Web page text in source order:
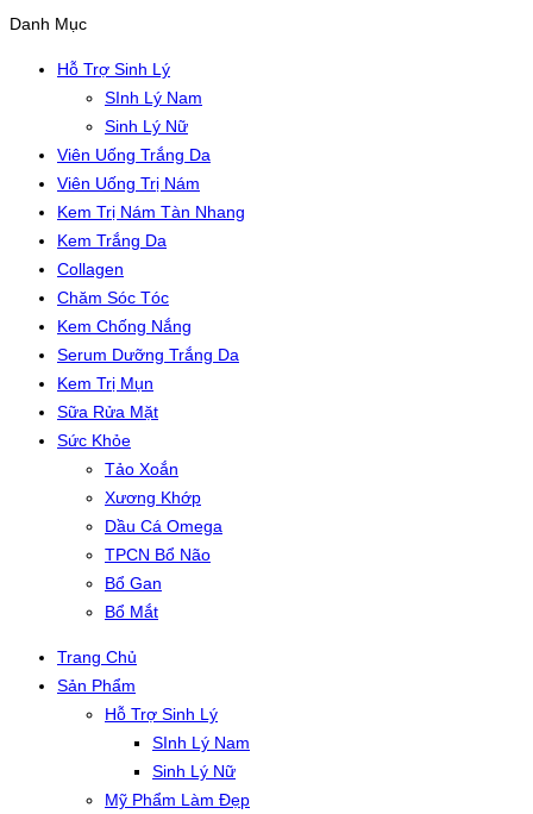
Danh Mục
Hỗ Trợ Sinh Lý
SInh Lý Nam
Sinh Lý Nữ
Viên Uống Trắng Da
Viên Uống Trị Nám
Kem Trị Nám Tàn Nhang
Kem Trắng Da
Collagen
Chăm Sóc Tóc
Kem Chống Nắng
Serum Dưỡng Trắng Da
Kem Trị Mụn
Sữa Rửa Mặt
Sức Khỏe
Tảo Xoắn
Xương Khớp
Dầu Cá Omega
TPCN Bổ Não
Bổ Gan
Bổ Mắt
Trang Chủ
Sản Phẩm
Hỗ Trợ Sinh Lý
SInh Lý Nam
Sinh Lý Nữ
Mỹ Phẩm Làm Đẹp